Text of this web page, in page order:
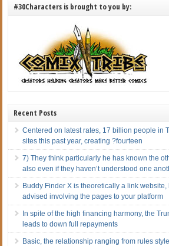
#30Characters is brought to you by:
Recent Posts
Centered on latest rates, 17 billion people in
sites this past year, creating ?fourteen
7) They think particularly he has known the
also even if they haven’t understood one
Buddy Finder X is theoretically a link
advised involving the pages to your platform
In spite of the high financing harmony, the
leads to down full repayments
Basic, the relationship ranging from rules